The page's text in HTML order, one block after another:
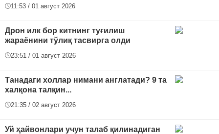
11:53 / 01 август 2026
Дрон илк бор китнинг туғилиш
жараёнини тўлиқ тасвирга олди
23:51 / 01 август 2026
Танадаги холлар нимани англатади? 9 та
халқона талқин...
21:35 / 02 август 2026
Уй ҳайвонлари учун талаб қилинадиган